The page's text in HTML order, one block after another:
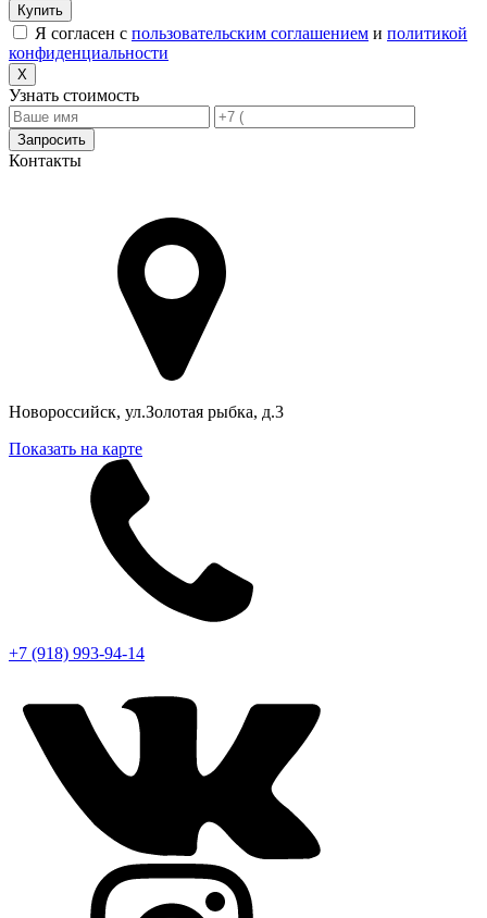
Купить
Я согласен с пользовательским соглашением и политикой
конфиденциальности
X
Узнать стоимость
Запросить
Контакты
Новороссийск, ул.Золотая рыбка, д.3
Показать на карте
+7 (918) 993-94-14